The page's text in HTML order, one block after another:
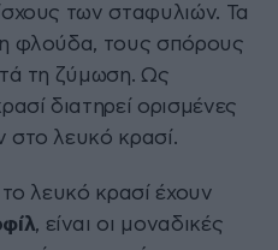
των σταφυλιών. Τα
φλούδα, τους σπόρους
τη ζύμωση. Ως
διατηρεί ορισμένες
στο λευκό κρασί.
λευκό κρασί έχουν
, είναι οι μοναδικές